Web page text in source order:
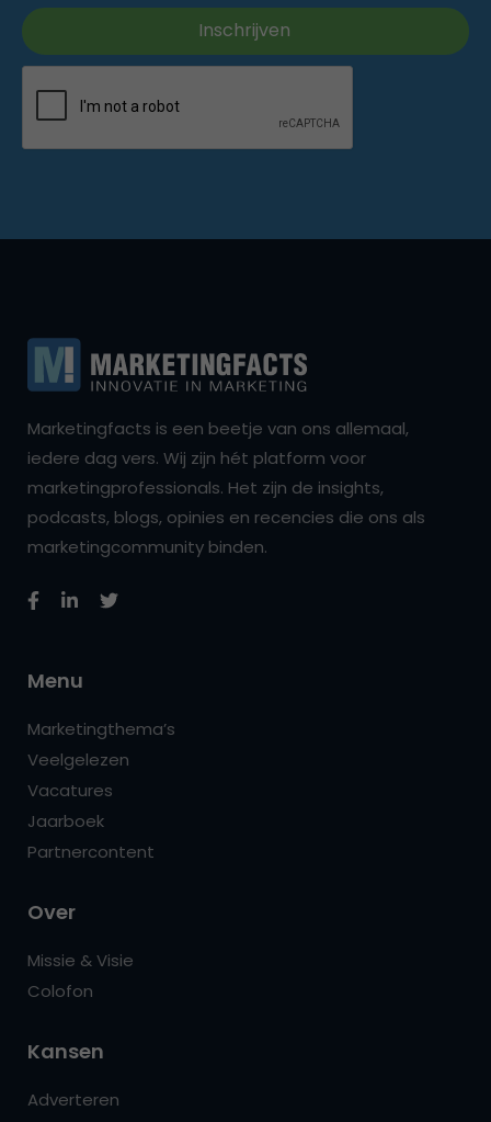
Marketingfacts is een beetje van ons allemaal,
iedere dag vers. Wij zijn hét platform voor
marketingprofessionals. Het zijn de insights,
podcasts, blogs, opinies en recencies die ons als
marketingcommunity binden.
Menu
Marketingthema’s
Veelgelezen
Vacatures
Jaarboek
Partnercontent
Over
Missie & Visie
Colofon
Kansen
Adverteren